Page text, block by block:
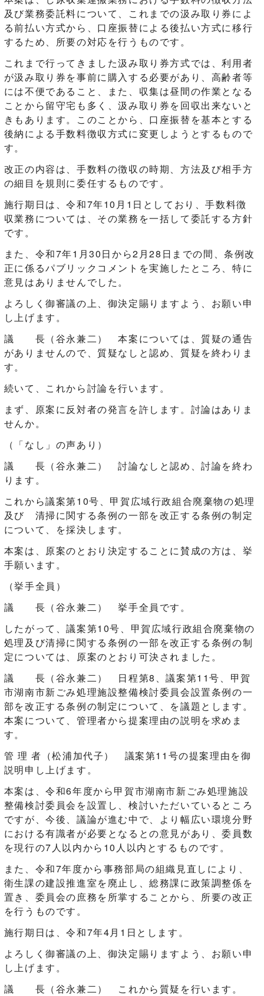
及び業務委託料について、これまでの汲み取り券によ
る前払い方式から、口座振替による後払い方式に移行
するため、所要の対応を行うものです。
これまで行ってきました汲み取り券方式では、利用者
が汲み取り券を事前に購入する必要があり、高齢者等
には不便であること、また、収集は昼間の作業となる
ことから留守宅も多く、汲み取り券を回収出来ないと
きもあります。このことから、口座振替を基本とする
後納による手数料徴収方式に変更しようとするもので
す。
改正の内容は、手数料の徴収の時期、方法及び相手方
の細目を規則に委任するものです。
施行期日は、令和7年10月1日としており、手数料徴
収業務については、その業務を一括して委託する方針
です。
また、令和7年1月30日から2月28日までの間、条例改
正に係るパブリックコメントを実施したところ、特に
意見はありませんでした。
よろしく御審議の上、御決定賜りますよう、お願い申
し上げます。
議 長（谷永兼二） 本案については、質疑の通告
がありませんので、質疑なしと認め、質疑を終わりま
す。
続いて、これから討論を行います。
まず、原案に反対者の発言を許します。討論はありま
せんか。
（「なし」の声あり）
議 長（谷永兼二） 討論なしと認め、討論を終わ
ります。
これから議案第10号、甲賀広域行政組合廃棄物の処理
及び 清掃に関する条例の一部を改正する条例の制定
について、を採決します。
本案は、原案のとおり決定することに賛成の方は、挙
手願います。
（挙手全員）
議 長（谷永兼二） 挙手全員です。
したがって、議案第10号、甲賀広域行政組合廃棄物の
処理及び清掃に関する条例の一部を改正する条例の制
定については、原案のとおり可決されました。
議 長（谷永兼二） 日程第8、議案第11号、甲賀
市湖南市新ごみ処理施設整備検討委員会設置条例の一
部を改正する条例の制定について、を議題とします。
本案について、管理者から提案理由の説明を求めま
す。
管 理 者（松浦加代子） 議案第11号の提案理由を御
説明申し上げます。
本案は、令和6年度から甲賀市湖南市新ごみ処理施設
整備検討委員会を設置し、検討いただいているところ
ですが、今後、議論が進む中で、より幅広い環境分野
における有識者が必要となるとの意見があり、委員数
を現行の7人以内から10人以内とするものです。
また、令和7年度から事務部局の組織見直しにより、
衛生課の建設推進室を廃止し、総務課に政策調整係を
置き、委員会の庶務を所掌することから、所要の改正
を行うものです。
施行期日は、令和7年4月1日とします。
よろしく御審議の上、御決定賜りますよう、お願い申
し上げます。
議 長（谷永兼二） これから質疑を行います。